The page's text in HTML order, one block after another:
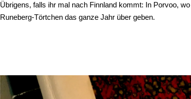
Übrigens, falls ihr mal nach Finnland kommt: In Porvoo,
Runeberg-Törtchen das ganze Jahr über geben.